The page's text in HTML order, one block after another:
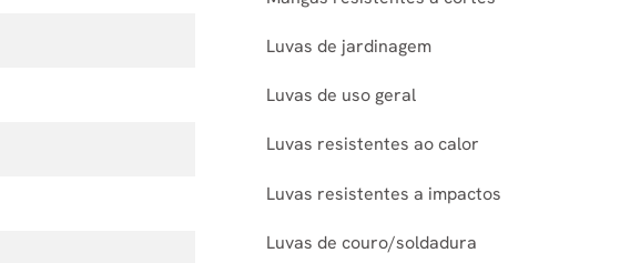
Luvas de jardinagem
Luvas de uso geral
Luvas resistentes ao calor
Luvas resistentes a impactos
Luvas de couro/soldadura